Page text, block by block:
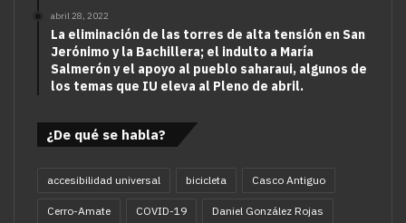
abril 28, 2022
La eliminación de las torres de alta tensión en San
Jerónimo y la Bachillera; el indulto a María
Salmerón y el apoyo al pueblo saharaui, algunos de
los temas que IU eleva al Pleno de abril.
¿De qué se habla?
accesibilidad universal bicicleta Casco Antiguo
Cerro-Amate COVID-19 Daniel González Rojas